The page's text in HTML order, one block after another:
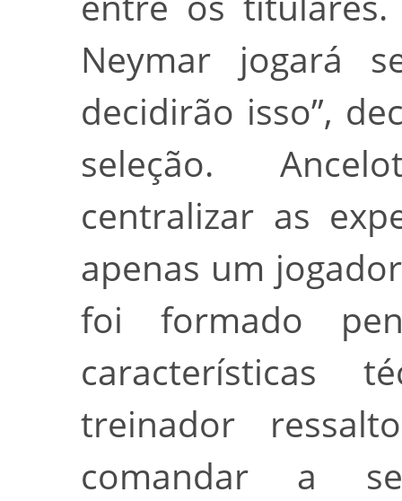
Neymar jogará
decidirão isso”,
seleção.
centralizar as
apenas um
foi formado
características
treinador
comandar a